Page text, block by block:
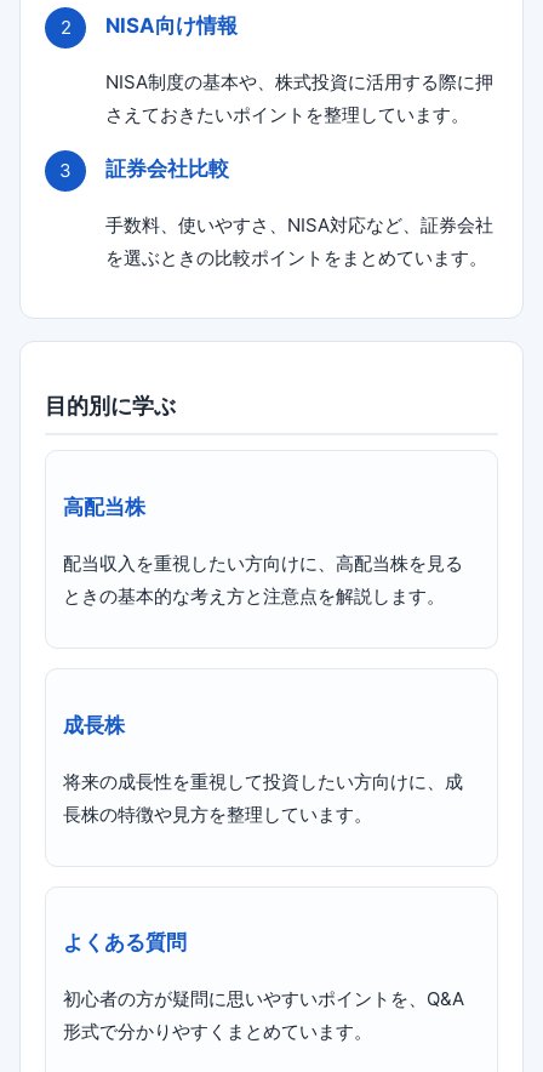
NISA向け情報
NISA制度の基本や、株式投資に活用する際に押
さえておきたいポイントを整理しています。
証券会社比較
手数料、使いやすさ、NISA対応など、証券会社
を選ぶときの比較ポイントをまとめています。
目的別に学ぶ
高配当株
配当収入を重視したい方向けに、高配当株を見る
ときの基本的な考え方と注意点を解説します。
成長株
将来の成長性を重視して投資したい方向けに、成
長株の特徴や見方を整理しています。
よくある質問
初心者の方が疑問に思いやすいポイントを、Q&A
形式で分かりやすくまとめています。